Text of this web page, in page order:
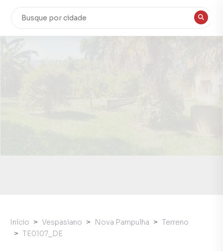
Início Vespasiano Nova Pampulha
Terreno
TE0107_DE